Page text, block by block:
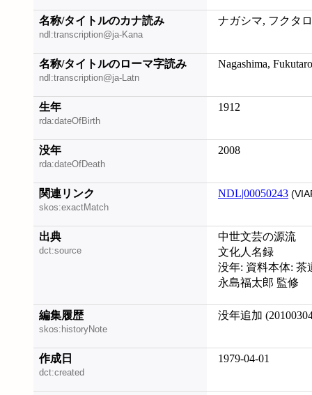
名称/タイトルのカナ読み
ndl:transcription@ja-Kana
ナガシマ, フクタ
名称/タイトルのローマ字読み
ndl:transcription@ja-Latn
Nagashima,
生年
rda:dateOfBirth
1912
没年
rda:dateOfDeath
2008
関連リンク
skos:exactMatch
NDL|00050243
出典
dct:source
中世文芸の源流
文化人名録
没年: 資料本体: 茶
永島福太郎 監修
編集履歴
skos:historyNote
没年追加
作成日
dct:created
1979-04-01